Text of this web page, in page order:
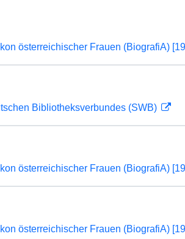
österreichischer Frauen (BiografiA)
Bibliotheksverbundes (SWB)
österreichischer Frauen (BiografiA)
österreichischer Frauen (BiografiA)